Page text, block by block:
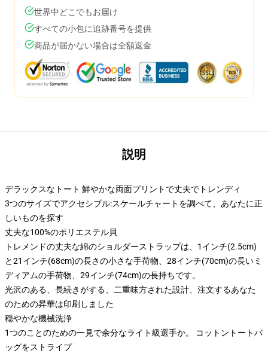
世界中どこでもお届け
すべての小包に追跡番号を提供
商品が届かない場合は全額返金
説明
デラックスなトート 鮮やかな両面プリントで丈夫でトレンディ
3つのサイズでアクセシブル:スケールチャートを調べて、あなたに正
しいものを探す
丈夫な100%のポリエステル貝
トレメンドの丈夫な綿のショルダーストラップは、1インチ(2.5cm)
と21インチ(68cm)の長さの小さな手荷物、28インチ(70cm)の長いミ
ディアムの手荷物、29インチ(74cm)の長持ちです。
光沢のある、長続きがする、二重味方された設計、注文するあなた
のための昇華は印刷しました
穏やかな機械洗浄
1つのことのための一見で余分なライト級選手か。 コットントートバ
ッグをストライプ